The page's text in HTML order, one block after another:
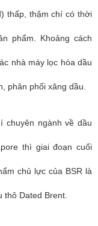
thấp, thậm chí có thời
phẩm. Khoảng cách
nhà máy lọc hóa dầu
phân phối xăng dầu.
chuyên ngành về dầu
thì giai đoạn cuối
chủ lực của BSR là
thô Dated Brent.